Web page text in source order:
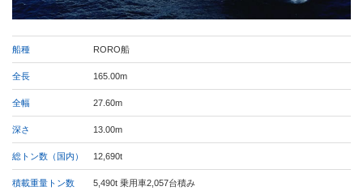
船種 RORO船
全長 165.00m
全幅 27.60m
深さ 13.00m
総トン数（国内） 12,690t
積載重量トン数 5,490t 乗用車2,057台積み